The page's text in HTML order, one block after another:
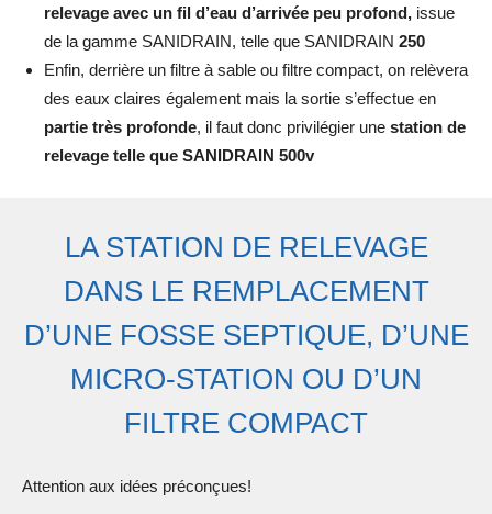
relevage avec un fil d’eau d’arrivée peu profond, issue
de la gamme SANIDRAIN, telle que SANIDRAIN 250
Enfin, derrière un filtre à sable ou filtre compact, on relèvera
des eaux claires également mais la sortie s’effectue en
partie très profonde, il faut donc privilégier une station de
relevage telle que SANIDRAIN 500v
LA STATION DE RELEVAGE
DANS LE REMPLACEMENT
D’UNE FOSSE SEPTIQUE, D’UNE
MICRO-STATION OU D’UN
FILTRE COMPACT
Attention aux idées préconçues!